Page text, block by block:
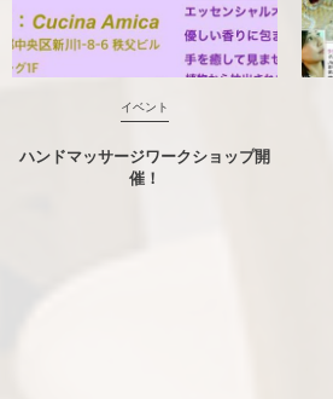
イベント
ハンドマッサージワークショップ開
催！